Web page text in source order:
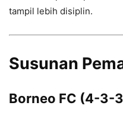
tampil lebih disiplin.
Susunan
Borneo FC (4-3-